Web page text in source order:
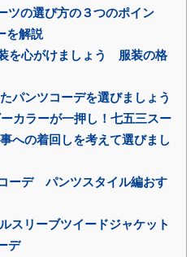
ツの選び方の３つのポイン
を解説
を心がけましょう 服装の格
パンツコーデを選びましょう
カラーが一押し！七五三スー
への着回しを考えて選びまし
ーデ パンツスタイル編おす
リーブツイードジャケット
デ